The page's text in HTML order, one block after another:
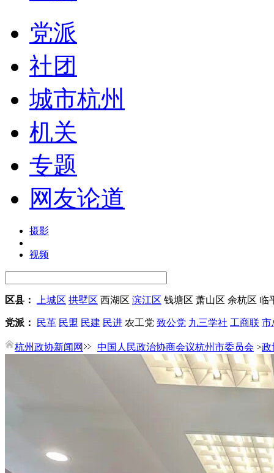
党派
社团
城市杭州
机关
专题
网友论道
摄影
视频
区县： 上城区 拱墅区 西湖区 滨江区 钱塘区 萧山区 余杭区 临
党派： 民革 民盟 民建 民进 农工党 致公党 九三学社 工商联 市
杭州政协新闻网 中国人民政治协商会议杭州市委员会 >政